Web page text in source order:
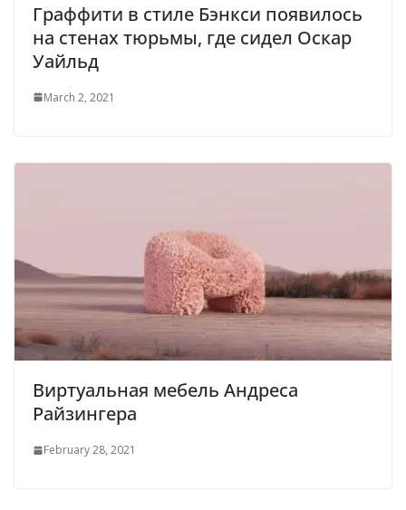
Граффити в стиле Бэнкси появилось
на стенах тюрьмы, где сидел Оскар
Уайльд
March 2, 2021
Виртуальная мебель Андреса
Райзингера
February 28, 2021